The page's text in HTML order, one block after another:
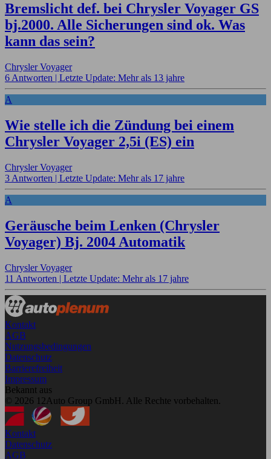
Bremslicht def. bei Chrysler Voyager GS
bj.2000. Alle Sicherungen sind ok. Was
kann das sein?
Chrysler Voyager
6 Antworten | Letzte Update: Mehr als 13 jahre
A
Wie stelle ich die Zündung bei einem
Chrysler Voyager 2,5i (ES) ein
Chrysler Voyager
3 Antworten | Letzte Update: Mehr als 17 jahre
A
Geräusche beim Lenken (Chrysler
Voyager) Bj. 2004 Automatik
Chrysler Voyager
11 Antworten | Letzte Update: Mehr als 17 jahre
Kontakt
AGB
Nutzungsbedingungen
Datenschutz
Barrierefreiheit
Impressum
Bekannt aus
© 2026 12Auto Group GmbH. Alle Rechte vorbehalten.
Kontakt
Datenschutz
AGB